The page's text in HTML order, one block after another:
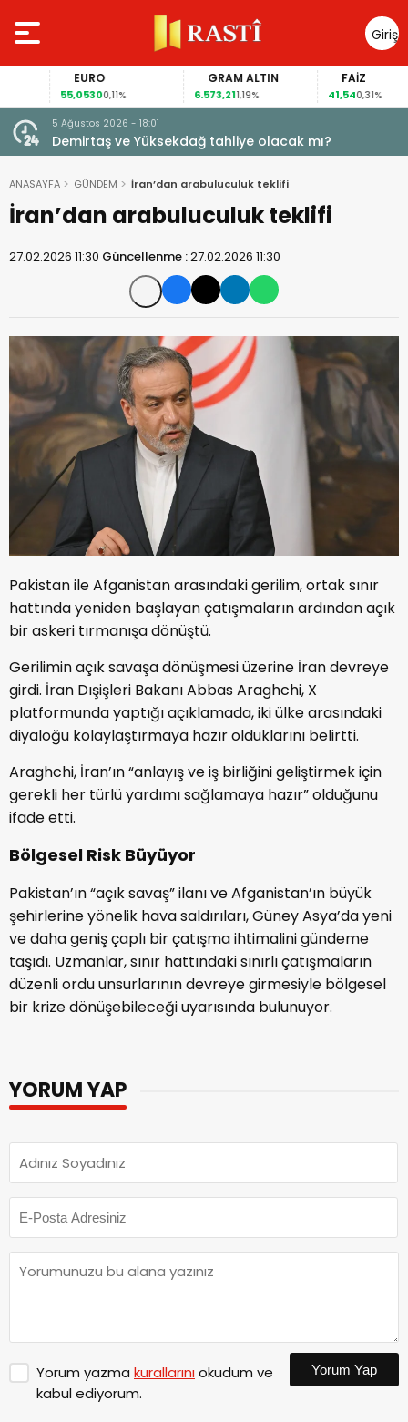
Giriş
Yap
EURO
55,05300,11%
GRAM ALTIN
6.573,211,19%
FAİZ
41,540,31%
5 Ağustos 2026 - 18:01
Demirtaş ve Yüksekdağ tahliye olacak mı?
ANASAYFA GÜNDEM İran’dan arabuluculuk teklifi
İran’dan arabuluculuk teklifi
27.02.2026 11:30 Güncellenme :27.02.2026 11:30
Pakistan ile Afganistan arasındaki gerilim, ortak sınır
hattında yeniden başlayan çatışmaların ardından açık
bir askeri tırmanışa dönüştü.
Gerilimin açık savaşa dönüşmesi üzerine İran devreye
girdi. İran Dışişleri Bakanı Abbas Araghchi, X
platformunda yaptığı açıklamada, iki ülke arasındaki
diyaloğu kolaylaştırmaya hazır olduklarını belirtti.
Araghchi, İran’ın “anlayış ve iş birliğini geliştirmek için
gerekli her türlü yardımı sağlamaya hazır” olduğunu
ifade etti.
Bölgesel Risk Büyüyor
Pakistan’ın “açık savaş” ilanı ve Afganistan’ın büyük
şehirlerine yönelik hava saldırıları, Güney Asya’da yeni
ve daha geniş çaplı bir çatışma ihtimalini gündeme
taşıdı. Uzmanlar, sınır hattındaki sınırlı çatışmaların
düzenli ordu unsurlarının devreye girmesiyle bölgesel
bir krize dönüşebileceği uyarısında bulunuyor.
YORUM YAP
Yorum yazma kurallarınıokudum ve
kabul ediyorum.
Yorum Yap